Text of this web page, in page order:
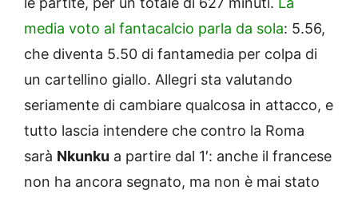
media voto al fantacalcio parla da sola: 5.56,
che diventa 5.50 di fantamedia per colpa di
un cartellino giallo. Allegri sta valutando
seriamente di cambiare qualcosa in attacco, e
tutto lascia intendere che contro la Roma
sarà Nkunku a partire dal 1′: anche il francese
non ha ancora segnato, ma non è mai stato